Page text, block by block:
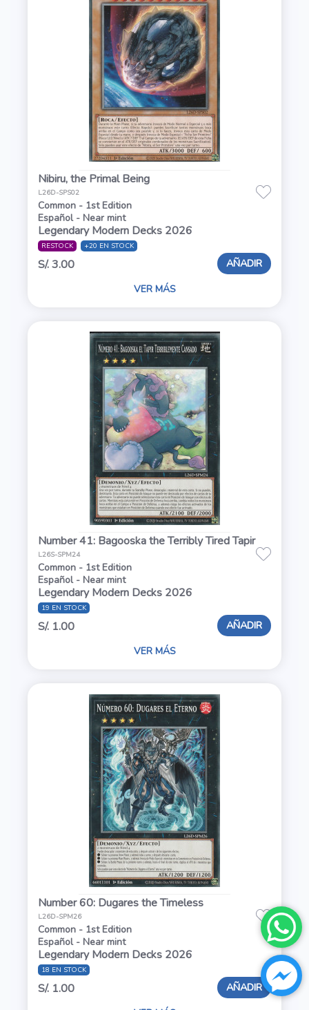
Nibiru, the Primal Being
L26D-SPS02
Common - 1st Edition
Español - Near mint
Legendary Modern Decks 2026
RESTOCK +20 EN STOCK
S/. 3.00 AÑADIR
VER MÁS
Number 41: Bagooska the Terribly Tired Tapir
L26S-SPM24
Common - 1st Edition
Español - Near mint
Legendary Modern Decks 2026
19 EN STOCK
S/. 1.00 AÑADIR
VER MÁS
Number 60: Dugares the Timeless
L26D-SPM26
Common - 1st Edition
Español - Near mint
Legendary Modern Decks 2026
18 EN STOCK
S/. 1.00 AÑADIR